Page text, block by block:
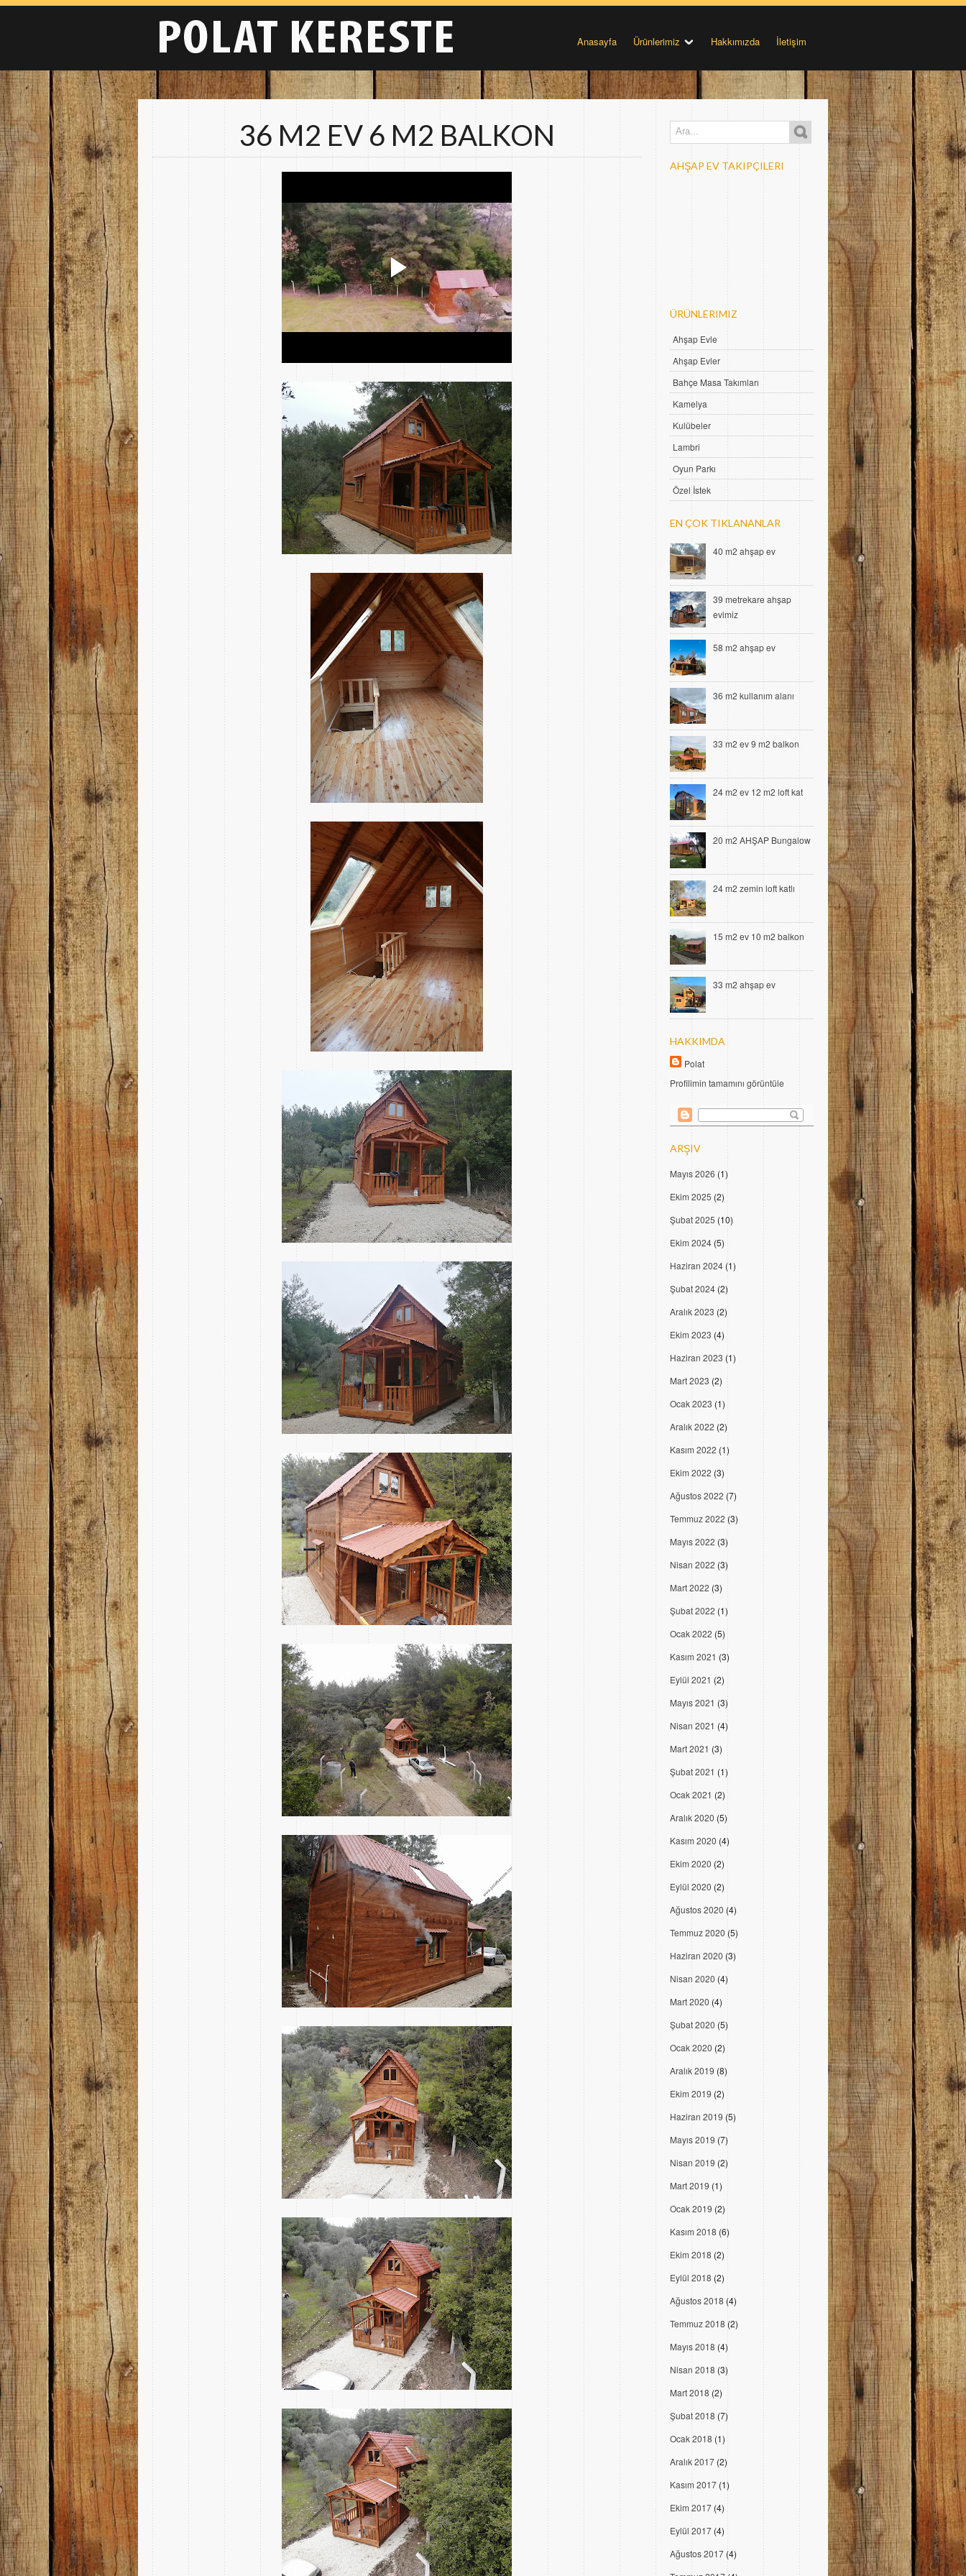
Anasayfa Ürünlerimiz Hakkımızda İletişim
36 M2 EV 6 M2 BALKON
AHŞAP EV TAKIPÇILERI
ÜRÜNLERIMIZ
Ahşap Evle
Ahşap Evler
Bahçe Masa Takımları
Kamelya
Kulübeler
Lambri
Oyun Parkı
Özel İstek
EN ÇOK TIKLANANLAR
40 m2 ahşap ev
39 metrekare ahşap
evimiz
58 m2 ahşap ev
36 m2 kullanım alanı
33 m2 ev 9 m2 balkon
24 m2 ev 12 m2 loft kat
20 m2 AHŞAP Bungalow
24 m2 zemin loft katlı
15 m2 ev 10 m2 balkon
33 m2 ahşap ev
HAKKIMDA
Polat
Profilimin tamamını görüntüle
ARŞIV
Mayıs 2026 (1)
Ekim 2025 (2)
Şubat 2025 (10)
Ekim 2024 (5)
Haziran 2024(1)
Şubat 2024 (2)
Aralık 2023 (2)
Ekim 2023 (4)
Haziran 2023 (1)
Mart 2023 (2)
Ocak 2023 (1)
Aralık 2022 (2)
Kasım 2022 (1)
Ekim 2022 (3)
Ağustos 2022 (7)
Temmuz 2022 (3)
Mayıs 2022 (3)
Nisan 2022 (3)
Mart 2022 (3)
Şubat 2022 (1)
Ocak 2022 (5)
Kasım 2021 (3)
Eylül 2021 (2)
Mayıs 2021 (3)
Nisan 2021 (4)
Mart 2021 (3)
Şubat 2021 (1)
Ocak 2021 (2)
Aralık 2020 (5)
Kasım 2020 (4)
Ekim 2020 (2)
Eylül 2020 (2)
Ağustos 2020 (4)
Temmuz 2020 (5)
Haziran 2020 (3)
Nisan 2020 (4)
Mart 2020 (4)
Şubat 2020 (5)
Ocak 2020 (2)
Aralık 2019 (8)
Ekim 2019 (2)
Haziran 2019 (5)
Mayıs 2019 (7)
Nisan 2019 (2)
Mart 2019 (1)
Ocak 2019 (2)
Kasım 2018 (6)
Ekim 2018 (2)
Eylül 2018 (2)
Ağustos 2018 (4)
Temmuz 2018 (2)
Mayıs 2018 (4)
Nisan 2018 (3)
Mart 2018 (2)
Şubat 2018 (7)
Ocak 2018 (1)
Aralık 2017 (2)
Kasım 2017 (1)
Ekim 2017 (4)
Eylül 2017 (4)
Ağustos 2017(4)